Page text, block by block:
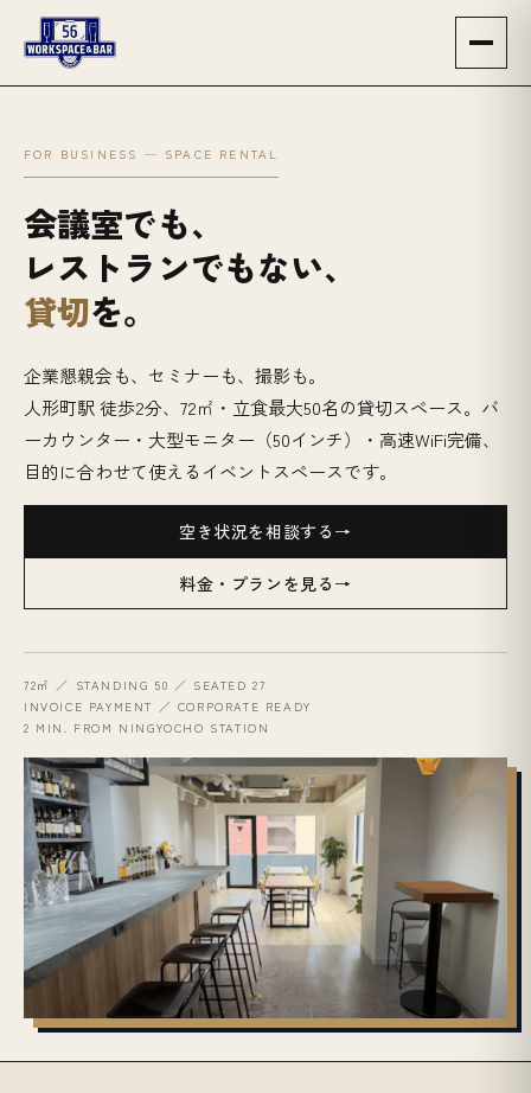
FOR BUSINESS — SPACE RENTAL
会議室でも、
レストランでもない、
貸切を。
企業懇親会も、セミナーも、撮影も。
人形町駅 徒歩2分、72㎡・立食最大50名の貸切スペース。バ
ーカウンター・大型モニター（50インチ）・高速WiFi完備、
目的に合わせて使えるイベントスペースです。
空き状況を相談する
料金・プランを見る
72㎡ ／ STANDING 50 ／ SEATED 27
INVOICE PAYMENT ／ CORPORATE READY
2 MIN. FROM NINGYOCHO STATION